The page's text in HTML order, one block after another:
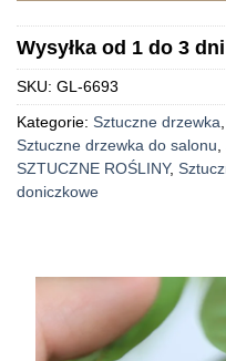
Wysyłka od 1 do 3
SKU: GL-6693
Kategorie: Sztuczne drzewka,
Sztuczne drzewka do salonu,
SZTUCZNE ROŚLINY,
doniczkowe